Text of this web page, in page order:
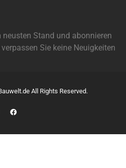
Stand und abonnieren
Sie keine Neuigkeiten
All Rights Reserved.